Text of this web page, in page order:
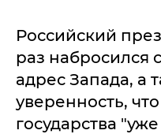
Российский
раз набросился
адрес Запада, а
уверенность,
государства